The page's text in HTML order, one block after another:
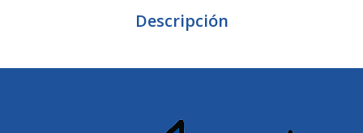
Descripción